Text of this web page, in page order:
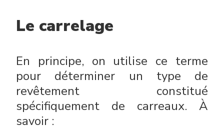
Le carrelage
En principe, on utilise ce terme
pour déterminer un type de
revêtement constitué
spécifiquement de carreaux. À
savoir :